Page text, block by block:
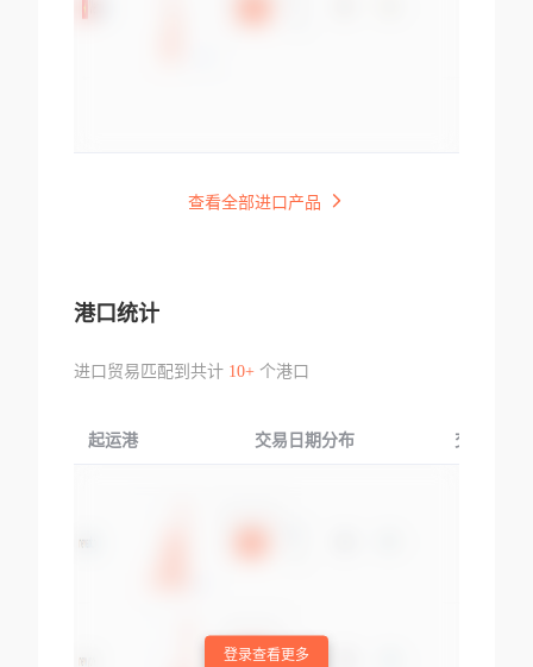
查看全部进口产品
港口统计
进口贸易匹配到共计 10+个港口
起运港 交易日期分布 交易产品
登录查看更多